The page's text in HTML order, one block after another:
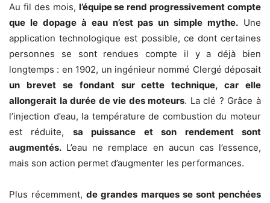
Au fil des mois, l’équipe se rend progressivement compte
que le dopage à eau n’est pas un simple mythe. Une
application technologique est possible, ce dont certaines
personnes se sont rendues compte il y a déjà bien
longtemps : en 1902, un ingénieur nommé Clergé déposait
un brevet se fondant sur cette technique, car elle
allongerait la durée de vie des moteurs. La clé ? Grâce à
l’injection d’eau, la température de combustion du moteur
est réduite, sa puissance et son rendement sont
augmentés. L’eau ne remplace en aucun cas l’essence,
mais son action permet d’augmenter les performances.
Plus récemment,de grandes marques se sont penchées